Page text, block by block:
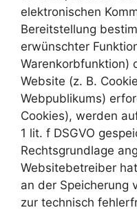
elektronischen
Bereitstellung
erwünschter
Warenkorbfunktion)
Website (z. B.
Webpublikums)
Cookies), werden
1 lit. f DSGVO
Rechtsgrundlage
Websitebetreiber
an der Speicherung
zur technisch